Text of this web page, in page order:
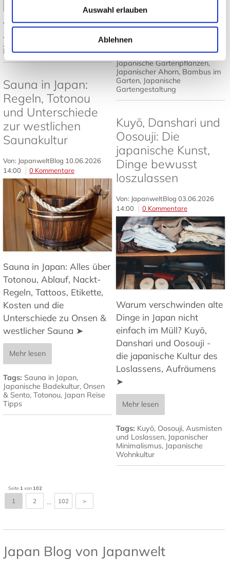
Auswahl erlauben
Ablehnen
Tags: Japanisches Design,
Tatami und
Futon
➤
Mehr lesen
Tags: Japanischer Garten,
Japanische Gartenpflanzen,
Japanischer Ahorn, Bambus im
Garten, Japanische
Gartengestaltung
Sauna in Japan:
Regeln, Totonou
und Unterschiede
zur westlichen
Saunakultur
Von: JapanweltBlog 10.06.2026
14:00
0 Kommentare
Sauna in Japan: Alles über
Totonou, Ablauf, Nackt-
Regeln, Tattoos, Etikette,
Kosten und die
Unterschiede zu Onsen &
westlicher Sauna ➤
Mehr lesen
Tags: Sauna in Japan,
Japanische Badekultur, Onsen
& Sento, Totonou, Japan Reise
Tipps
Kuyō, Danshari und
Oosouji: Die
japanische Kunst,
Dinge bewusst
loszulassen
Von: JapanweltBlog 03.06.2026
14:00
0 Kommentare
Warum verschwinden alte
Dinge in Japan nicht
einfach im Müll? Kuyō,
Danshari und Oosouji -
die japanische Kultur des
Loslassens, Aufräumens
➤
Mehr lesen
Tags: Kuyō, Oosouji, Ausmisten
und Loslassen, Japanischer
Minimalismus, Japanische
Wohnkultur
Seite 1 von 102
1 2 ... 102 >
Japan Blog von Japanwelt